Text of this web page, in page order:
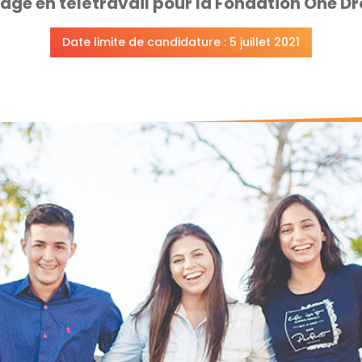
Date limite de candidature : 5 juillet 2021